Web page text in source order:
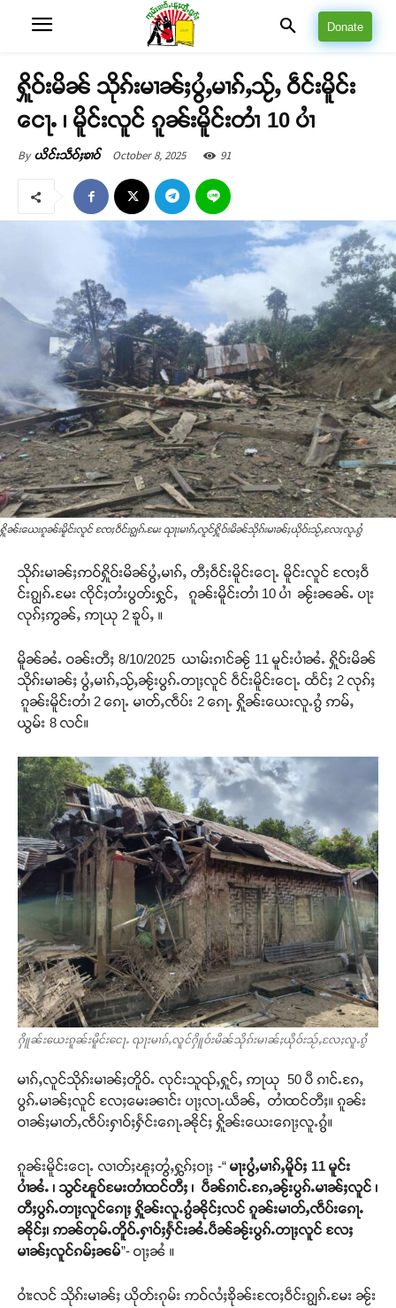
Donate
ႁိူဝ်းမိၼ် သိုၵ်းမၢၼ်ႈပွႆႇမၢၵ်ႇသႂ်ႇ ဝဵင်းမိူင်း
ငေႃႉ ၊ မိူင်းလူင် ၵူၼ်းမိူင်းတၢႆ 10 ပၢႆ
By ယိင်းသဵဝ်ႈၶၢဝ် October 8, 2025 91
ႁိူၼ်းယေးၵူၼ်းမိူင်းလူင် ၸႄႈဝဵင်းၵျွၵ်ႉမႄး ၺႃးမၢၵ်ႇလူင်ႁိူဝ်းမိၼ်သိုၵ်းမၢၼ်ႈယိုဝ်းသႂ်ႇလႄႈလူႉၵွႆ
သိုၵ်းမၢၼ်ႈဢဝ်ႁိူဝ်းမိၼ်ပွႆႇမၢၵ်ႇ တီႈဝဵင်းမိူင်းငေႃႉ မိူင်းလူင် ၸႄႈဝဵ
င်းၵျွၵ်ႉမႄး ၸိုင်ႈတႆးပွတ်းႁွင်ႇ ၵူၼ်းမိူင်းတၢႆ 10 ပၢႆ ၼႂ်းၼၼ်ႉ ပႃး
လုၵ်ႈဢွၼ်ႇ ဢႃယု 2 ၶူပ်ႇ ။
မိူၼ်ၼႆႉ ဝၼ်းတီႈ 8/10/2025 ယၢမ်းၵၢင်ၼႂ် 11 မူင်းပၢႆၼႆႉ ႁိူဝ်းမိၼ်
သိုၵ်းမၢၼ်ႈ ပွႆႇမၢၵ်ႇသႂ်ႇၼႂ်းပွၵ်ႉတႃႈလူင် ဝဵင်းမိူင်းငေႃႉ ထႅင်ႈ 2 လုၵ်ႈ
ၵူၼ်းမိူင်းတၢႆ 2 ၵေႃႉ မၢတ်ႇၸဵပ်း 2 ၵေႃႉ ႁိူၼ်းယေးလူႉၵွႆ ဢမ်ႇ
ယွမ်း 8 လင်။
ႁိူၼ်းယေးၵူၼ်းမိူင်းငေႃႉ ၺႃးမၢၵ်ႇလူင်ႁိူဝ်းမိၼ်သိုၵ်းမၢၼ်ႈယိုဝ်းသႂ်ႇလႄႈလူႉၵွႆ
မၢၵ်ႇလူင်သိုၵ်းမၢၼ်ႈတိူဝ်ႉ လုင်းသူၺ်ႇႁူင်ႇ ဢႃယု 50 ပီ ၵၢင်ႉၵႄႇ
ပွၵ်ႉမၢၼ်ႈလူင် လႄႈမေးၼၢင်း ပႃႈလႃႉယဵၼ်ႇ တၢႆထင်တီႈ။ ၵူၼ်း
ဝၢၼ်ႈမၢတ်ႇၸဵပ်းႁၢဝ်ႈႁႅင်းၵေႃႉၼိုင်ႈ ႁိူၼ်းယေးၵေႃႈလူႉၵွႆ။
ၵူၼ်းမိူင်းငေႃႉ လၢတ်ႈၽူႈတွႆႇႁွၵ်ႈဝႃႈ -“ မႃးပွႆႇမၢၵ်ႇမိူဝ်ႈ 11 မူင်း
ပၢႆၼႆႉ ၊ သွင်ၽူဝ်မႄးတၢႆထင်တီႈ ၊ ပဵၼ်ၵၢင်ႉၵႄႇၼႂ်းပွၵ်ႉမၢၼ်ႈလူင် ၊
တီႈပွၵ်ႉတႃႈလူင်ၵေႃႈ ႁိူၼ်းလူႉၵွႆၼိုင်ႈလင် ၵူၼ်းမၢတ်ႇၸဵပ်းၵေႃႉ
ၼိုင်ႈ၊ ဢၼ်တုမ်ႉတိူဝ်ႉႁၢဝ်ႈႁႅင်းၼႆႉပဵၼ်ၼႂ်းပွၵ်ႉတႃႈလူင် လႄႈ
မၢၼ်ႈလူင်ၵမ်ႈၼမ်”- ဝႃႈၼႆ ။
ဝၢႆးလင် သိုၵ်းမၢၼ်ႈ ယိုတ်းၵုမ်း ဢဝ်လႆႈၶိုၼ်းၸႄႈဝဵင်းၵျွၵ်ႉမႄး ၼႂ်း